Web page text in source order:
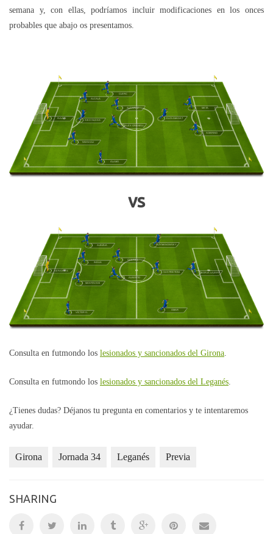
semana y, con ellas, podríamos incluir modificaciones en los onces
probables que abajo os presentamos.
ALCALA
NWAKALI
CLERC
ÁLAMO
MATA
KIKO OLIVAS
SOBRINO
ISAAC
ALCARAZ
ÁLEX GRANELL
ELOI AMAGAT
vs
SERANTES
ALBIZUA
VÍCTOR D.
INSUA
MANTOVANI
SZYMANOWSKY
BORJA LAZARO
GABRIEL
OMAR
ALBERTO
SASTRE/TONI
Consulta en futmondo los lesionados y sancionados del Girona
Consulta en futmondo los lesionados y sancionados del Leganés
¿Tienes dudas? Déjanos tu pregunta en comentarios y te intentaremos
ayudar.
Girona Jornada 34 Leganés Previa
SHARING